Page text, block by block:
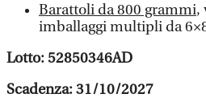
Barattoli da 800 grammi,
imballaggi multipli da
Lotto: 52850346AD
Scadenza: 31/10/2027